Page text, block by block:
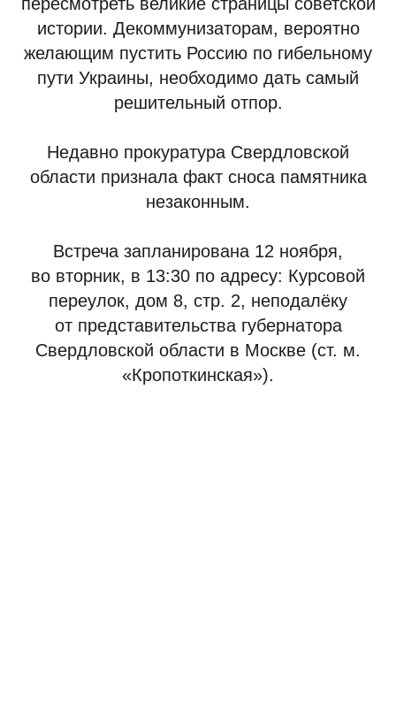
истории. Декоммунизаторам, вероятно
желающим пустить Россию по гибельному
пути Украины, необходимо дать самый
решительный отпор.
Недавно прокуратура Свердловской
области признала факт сноса памятника
незаконным.
Встреча запланирована 12 ноября,
во вторник, в 13:30 по адресу: Курсовой
переулок, дом 8, стр. 2, неподалёку
от представительства губернатора
Свердловской области в Москве (ст. м.
«Кропоткинская»).